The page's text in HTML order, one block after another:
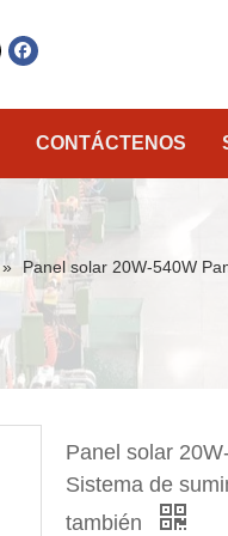
CONTÁCTENOS
»
Panel solar 20W-540W
Panel solar
Sistema de
también